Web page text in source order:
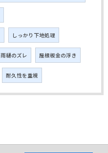
しっかり下地処理
雨樋のズレ 屋根板金の浮き
耐久性を重視